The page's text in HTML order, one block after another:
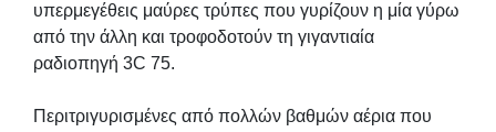
υπερμεγέθεις μαύρες τρύπες που γυρίζουν η μία γύρω
από την άλλη και τροφοδοτούν τη γιγαντιαία
ραδιοπηγή 3C 75.
Περιτριγυρισμένες από πολλών βαθμών αέρια που